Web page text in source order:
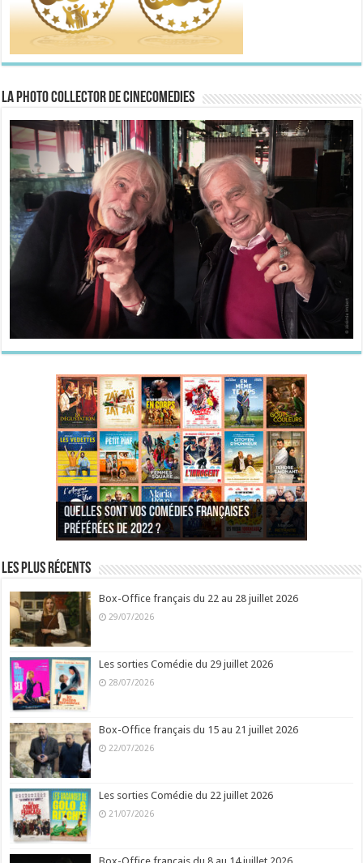
La Photo collector de CineComedies
Quelles sont vos comédies françaises
préférées de 2022 ?
Quel est votre personnage préféré du Père
Noël est une ordure ?
Quelles sont vos comédies françaises
préférées de 2021 ?
Quel est votre « Gendarme » préféré ?
Quels sont vos 3 comédies de Jean-Marie Poiré
préférées ?
Quel est votre « Tati » préféré ?
Quel est votre « bronzé » préféré ?
Les plus récents
Box-Office français du 22 au 28 juillet 2026
29/07/2026
Les sorties Comédie du 29 juillet 2026
28/07/2026
Box-Office français du 15 au 21 juillet 2026
22/07/2026
Les sorties Comédie du 22 juillet 2026
21/07/2026